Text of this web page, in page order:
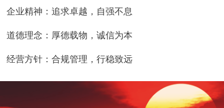
企业精神：追求卓越，自强不息
道德理念：厚德载物，诚信为本
经营方针：合规管理，行稳致远